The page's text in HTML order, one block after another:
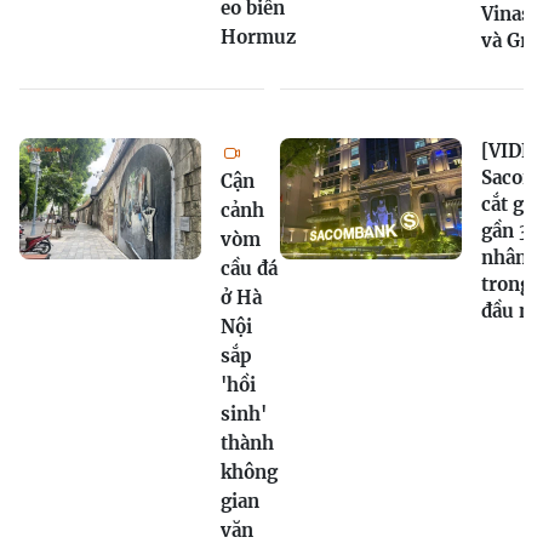
eo biển
Hormuz
và
Cận
cảnh
vòm
cầu đá
ở Hà
Nội
sắp
'hồi
sinh'
thành
không
gian
văn
cắt
gần
nhân
trong
đầu